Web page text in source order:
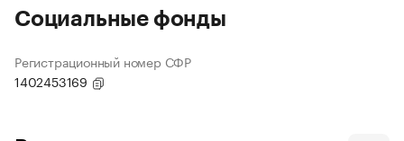
Социальные фонды
Регистрационный номер СФР
1402453169